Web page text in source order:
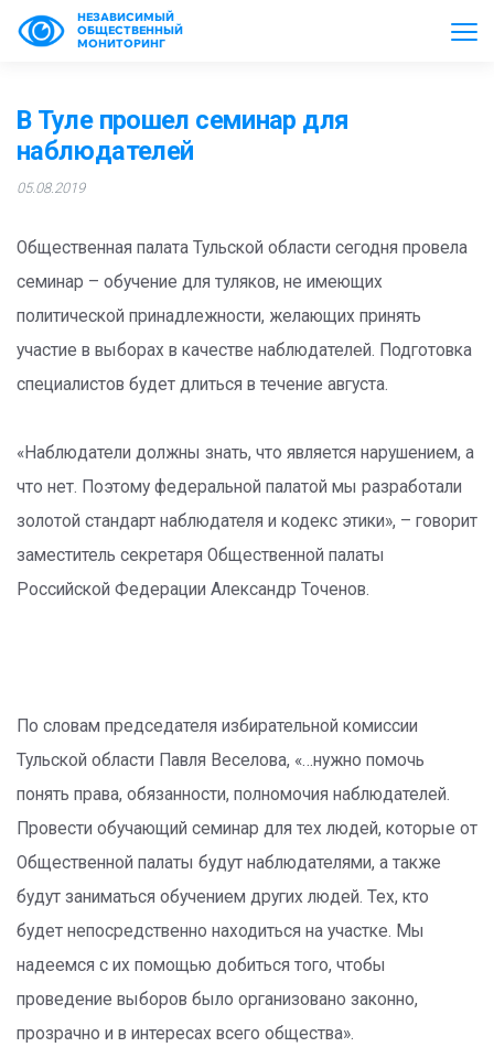
НЕЗАВИСИМЫЙ
ОБЩЕСТВЕННЫЙ
МОНИТОРИНГ
В Туле прошел семинар для
наблюдателей
05.08.2019
Общественная палата Тульской области сегодня провела
семинар – обучение для туляков, не имеющих
политической принадлежности, желающих принять
участие в выборах в качестве наблюдателей. Подготовка
специалистов будет длиться в течение августа.
«Наблюдатели должны знать, что является нарушением, а
что нет. Поэтому федеральной палатой мы разработали
золотой стандарт наблюдателя и кодекс этики», – говорит
заместитель секретаря Общественной палаты
Российской Федерации Александр Точенов.
По словам председателя избирательной комиссии
Тульской области Павля Веселова, «…нужно помочь
понять права, обязанности, полномочия наблюдателей.
Провести обучающий семинар для тех людей, которые от
Общественной палаты будут наблюдателями, а также
будут заниматься обучением других людей. Тех, кто
будет непосредственно находиться на участке. Мы
надеемся с их помощью добиться того, чтобы
проведение выборов было организовано законно,
прозрачно и в интересах всего общества».